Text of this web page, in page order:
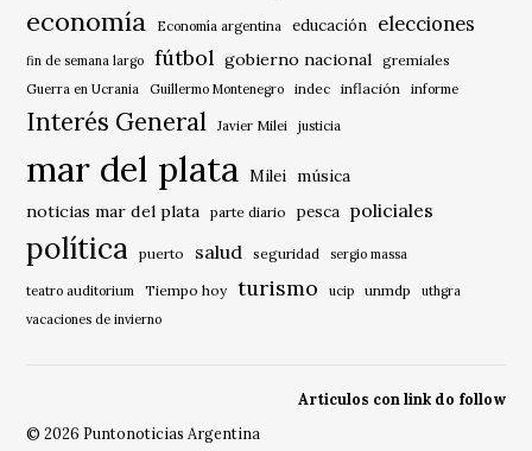
economía Economía argentina educación elecciones
fin de semana largo fútbol gobierno nacional gremiales
Guerra en Ucrania Guillermo Montenegro indec inflación informe
Interés General Javier Milei justicia
mar del plata Milei música
noticias mar del plata
parte diario pesca policiales
política puerto salud seguridad sergio massa
teatro auditorium Tiempo hoy turismo ucip unmdp
uthgra
vacaciones de invierno
Articulos con link do follow
© 2026 Puntonoticias Argentina